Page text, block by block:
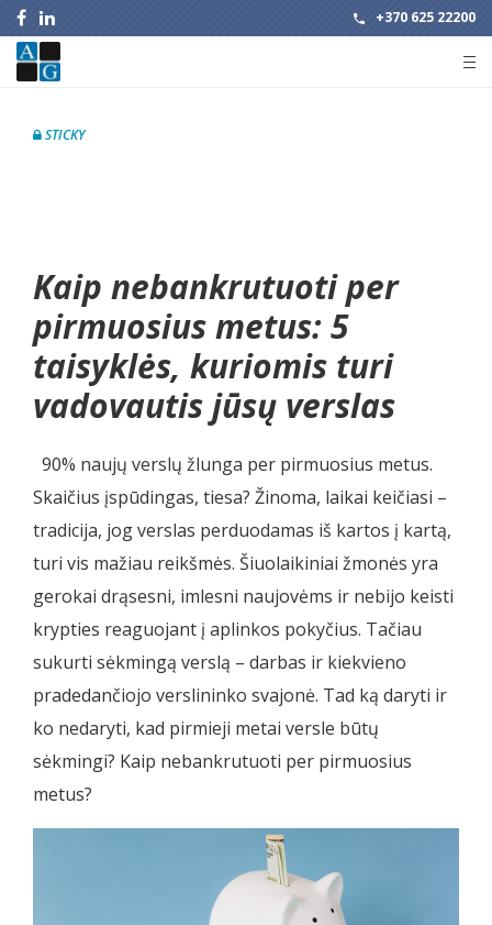
+370 625 22200
STICKY
Kaip nebankrutuoti per
pirmuosius metus: 5
taisyklės, kuriomis turi
vadovautis jūsų verslas
90% naujų verslų žlunga per pirmuosius metus.
Skaičius įspūdingas, tiesa? Žinoma, laikai keičiasi –
tradicija, jog verslas perduodamas iš kartos į kartą,
turi vis mažiau reikšmės. Šiuolaikiniai žmonės yra
gerokai drąsesni, imlesni naujovėms ir nebijo keisti
krypties reaguojant į aplinkos pokyčius. Tačiau
sukurti sėkmingą verslą – darbas ir kiekvieno
pradedančiojo verslininko svajonė. Tad ką daryti ir
ko nedaryti, kad pirmieji metai versle būtų
sėkmingi? Kaip nebankrutuoti per pirmuosius
metus?